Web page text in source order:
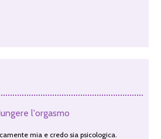
l'orgasmo
mia e credo sia psicologica.